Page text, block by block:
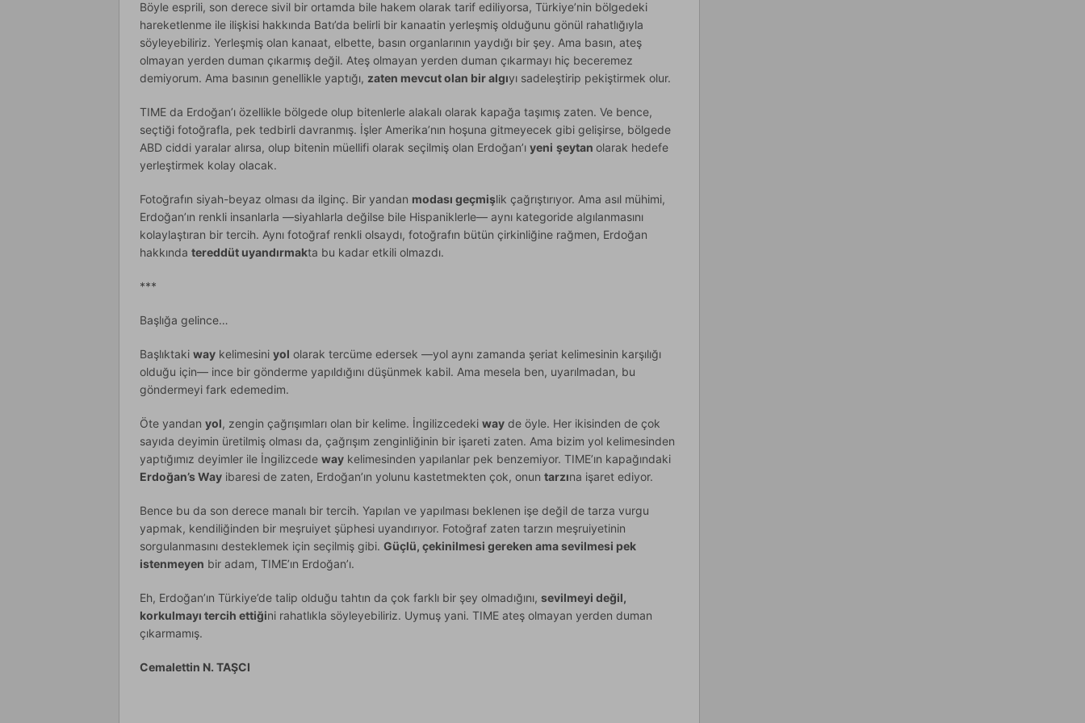
Böyle esprili, son derece sivil bir ortamda bile hakem olarak tarif ediliyorsa, Türkiye’nin bölgedeki
hareketlenme ile ilişkisi hakkında Batı’da belirli bir kanaatin yerleşmiş olduğunu gönül rahatlığıyla
söyleyebiliriz. Yerleşmiş olan kanaat, elbette, basın organlarının yaydığı bir şey. Ama basın, ateş
olmayan yerden duman çıkarmış değil. Ateş olmayan yerden duman çıkarmayı hiç beceremez
demiyorum. Ama basının genellikle yaptığı, zaten mevcut olan bir algıyı sadeleştirip pekiştirmek olur.
TIME da Erdoğan’ı özellikle bölgede olup bitenlerle alakalı olarak kapağa taşımış zaten. Ve bence,
seçtiği fotoğrafla, pek tedbirli davranmış. İşler Amerika’nın hoşuna gitmeyecek gibi gelişirse, bölgede
ABD ciddi yaralar alırsa, olup bitenin müellifi olarak seçilmiş olan Erdoğan’ı yeni şeytan olarak hedefe
yerleştirmek kolay olacak.
Fotoğrafın siyah-beyaz olması da ilginç. Bir yandan modası geçmişlik çağrıştırıyor. Ama asıl mühimi,
Erdoğan’ın renkli insanlarla —siyahlarla değilse bile Hispaniklerle— aynı kategoride algılanmasını
kolaylaştıran bir tercih. Aynı fotoğraf renkli olsaydı, fotoğrafın bütün çirkinliğine rağmen, Erdoğan
hakkında tereddüt uyandırmakta bu kadar etkili olmazdı.
***
Başlığa gelince…
Başlıktaki way kelimesini yol olarak tercüme edersek —yol aynı zamanda şeriat kelimesinin karşılığı
olduğu için— ince bir gönderme yapıldığını düşünmek kabil. Ama mesela ben, uyarılmadan, bu
göndermeyi fark edemedim.
Öte yandan yol, zengin çağrışımları olan bir kelime. İngilizcedeki way de öyle. Her ikisinden de çok
sayıda deyimin üretilmiş olması da, çağrışım zenginliğinin bir işareti zaten. Ama bizim yol kelimesinden
yaptığımız deyimler ile İngilizcede way kelimesinden yapılanlar pek benzemiyor. TIME’ın kapağındaki
Erdoğan’s Way ibaresi de zaten, Erdoğan’ın yolunu kastetmekten çok, onun tarzına işaret ediyor.
Bence bu da son derece manalı bir tercih. Yapılan ve yapılması beklenen işe değil de tarza vurgu
yapmak, kendiliğinden bir meşruiyet şüphesi uyandırıyor. Fotoğraf zaten tarzın meşruiyetinin
sorgulanmasını desteklemek için seçilmiş gibi. Güçlü, çekinilmesi gereken ama sevilmesi pek
istenmeyen bir adam, TIME’ın Erdoğan’ı.
Eh, Erdoğan’ın Türkiye’de talip olduğu tahtın da çok farklı bir şey olmadığını, sevilmeyi değil,
korkulmayı tercih ettiğini rahatlıkla söyleyebiliriz. Uymuş yani. TIME ateş olmayan yerden duman
çıkarmamış.
Cemalettin N. TAŞCI